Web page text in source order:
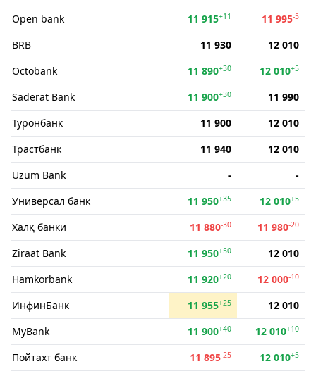
Open bank
11 915+11 11 995-5
BRB 11 930
12 010
Octobank
11 890+30 12 010+5
Saderat Bank 11 900+30
11 990
Туронбанк
11 900
12 010
Трастбанк
11 940
12 010
Uzum Bank
-
-
Универсал банк
11 950+35 12 010+5
Халқ банки 11 880-30 11 980-20
Ziraat Bank 11 950+50
12 010
Hamkorbank
11 920+20 12 000-10
ИнфинБанк 11 955+25
12 010
MyBank
11 900+40 12 010+10
Пойтахт банк 11 895-25 12 010+5